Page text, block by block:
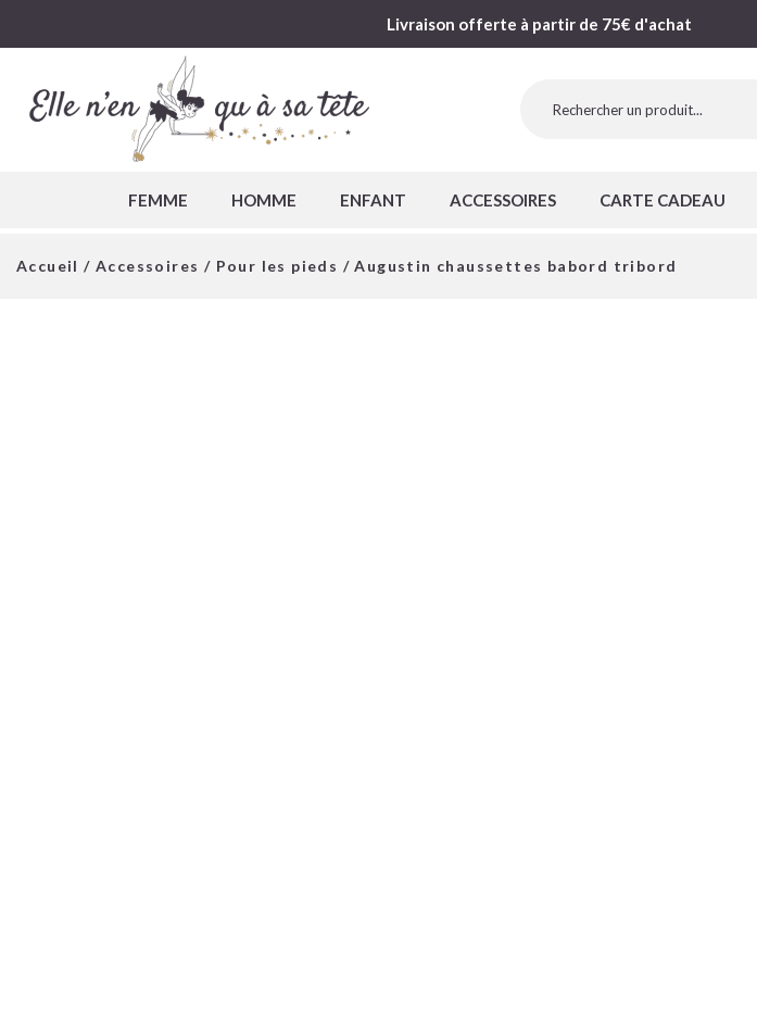
Livraison offerte à partir de 75€ d'achat
FEMME HOMME ENFANT ACCESSOIRES CARTE CADEAU
Accueil /Accessoires / Pour les pieds / Augustin chaussettes babord tribord